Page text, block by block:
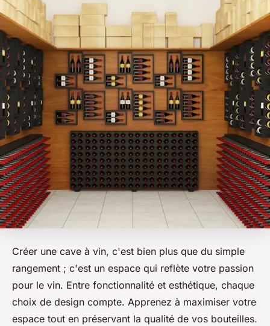
Créer une cave à vin, c'est bien plus que du simple
rangement ; c'est un espace qui reflète votre passion
pour le vin. Entre fonctionnalité et esthétique, chaque
choix de design compte. Apprenez à maximiser votre
espace tout en préservant la qualité de vos bouteilles.